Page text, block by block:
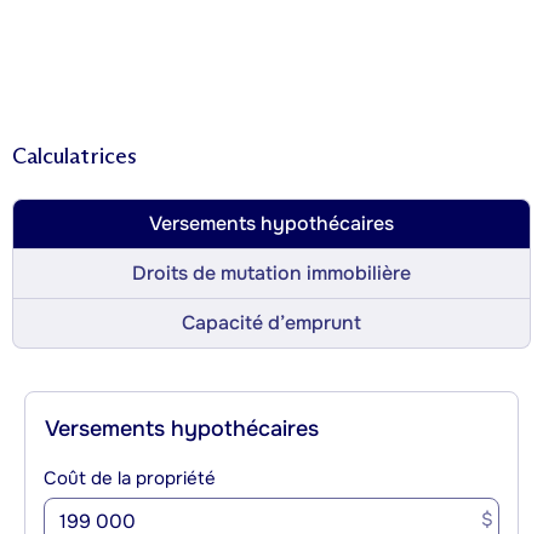
Calculatrices
Versements hypothécaires
Droits de mutation immobilière
Capacité d’emprunt
Versements hypothécaires
Coût de la propriété
$